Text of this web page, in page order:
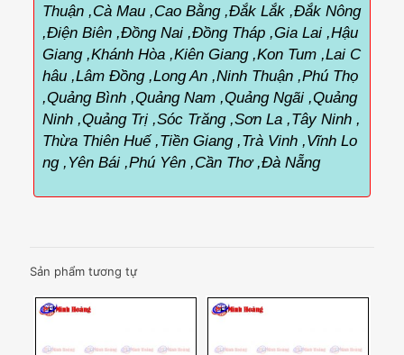
Thuận ,Cà Mau ,Cao Bằng ,Đắk Lắk ,Đắk Nông
,Điện Biên ,Đồng Nai ,Đồng Tháp ,Gia Lai ,Hậu
Giang ,Khánh Hòa ,Kiên Giang ,Kon Tum ,Lai C
hâu ,Lâm Đồng ,Long An ,Ninh Thuận ,Phú Thọ
,Quảng Bình ,Quảng Nam ,Quảng Ngãi ,Quảng
Ninh ,Quảng Trị ,Sóc Trăng ,Sơn La ,Tây Ninh ,
Thừa Thiên Huế ,Tiền Giang ,Trà Vinh ,Vĩnh Lo
ng ,Yên Bái ,Phú Yên ,Cần Thơ ,Đà Nẵng
Sản phẩm tương tự